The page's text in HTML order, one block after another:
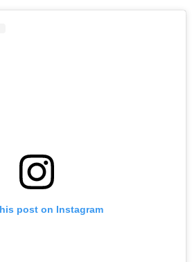
post on Instagram